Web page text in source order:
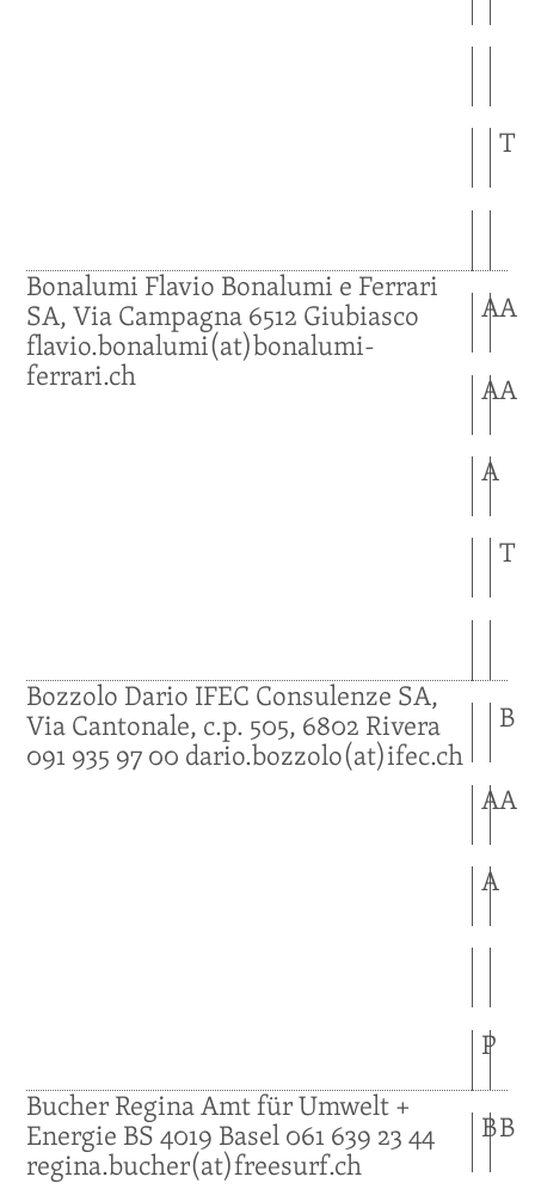
T
Bonalumi Flavio Bonalumi e Ferrari
SA, Via Campagna6512 Giubiasco
flavio.bonalumi(at)bonalumi-
ferrari.ch
AA
AA
A
T
Bozzolo Dario IFEC Consulenze SA,
Via Cantonale, c.p. 505, 6802 Rivera
091 935 97 00 dario.bozzolo(at)ifec.ch
B
AA
A
P
BucherReginaAmt für Umwelt +
Energie BS4019 Basel061 639 23 44
regina.bucher(at)freesurf.ch
BB